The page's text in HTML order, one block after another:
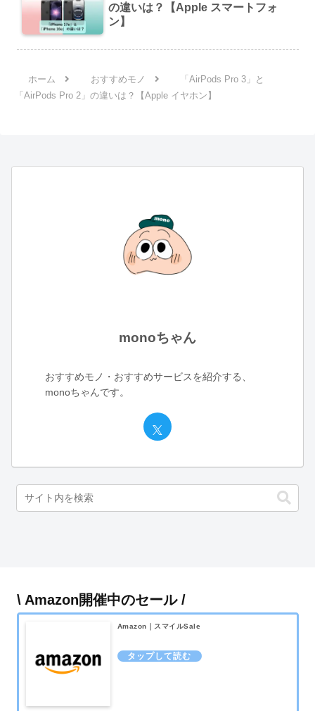
の違いは？【Apple スマートフォ
ン】
ホーム おすすめモノ
「AirPods Pro 3」と
「AirPods Pro 2」の違いは？【Apple イヤホン】
monoちゃん
おすすめモノ・おすすめサービスを紹介する、
monoちゃんです。
\ Amazon開催中のセール /
Amazon｜スマイルSale